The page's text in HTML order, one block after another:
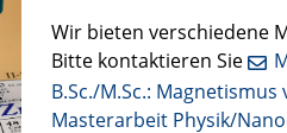
Wir bieten verschiedene
Bitte kontaktieren Sie
B.Sc./M.Sc.:
Masterarbeit Physik/